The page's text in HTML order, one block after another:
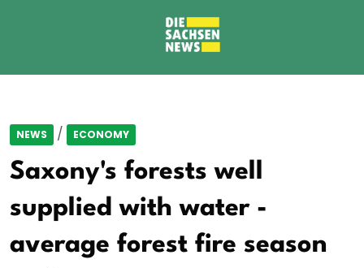
NEWS / ECONOMY
Saxony's forests well
supplied with water -
average forest fire season